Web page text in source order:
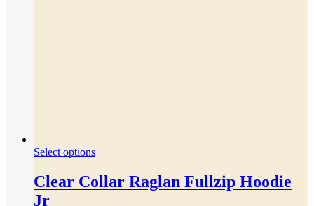
Select optionsDette
har
flere
Clear Collar Raglan Fullzip Hoodie
Jr